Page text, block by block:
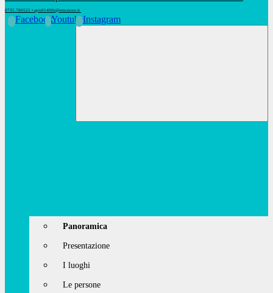
0735.780525 • apis01400t@istruzione.it
FacebookYoutubeInstagram
Panoramica
Presentazione
I luoghi
Le persone